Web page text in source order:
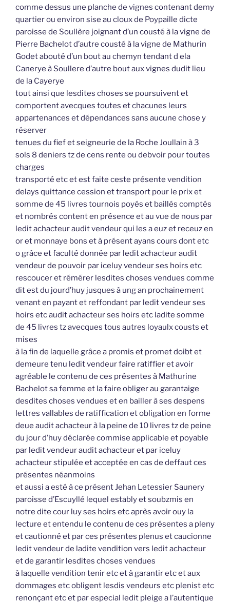
comme dessus une planche de vignes contenant demy
quartier ou environ sise au cloux de Poypaille dicte
paroisse de Soullère joignant d’un cousté à la vigne de
Pierre Bachelot d’autre cousté à la vigne de Mathurin
Godet abouté d’un bout au chemyn tendant d ela
Canerye à Soullere d’autre bout aux vignes dudit lieu
de la Cayerye
tout ainsi que lesdites choses se poursuivent et
comportent avecques toutes et chacunes leurs
appartenances et dépendances sans aucune chose y
réserver
tenues du fief et seigneurie de la Roche Joullain à 3
sols 8 deniers tz de cens rente ou debvoir pour toutes
charges
transporté etc et est faite ceste présente vendition
delays quittance cession et transport pour le prix et
somme de 45 livres tournois poyés et baillés comptés
et nombrés content en présence et au vue de nous par
ledit achacteur audit vendeur qui les a euz et receuz en
or et monnaye bons et à présent ayans cours dont etc
o grâce et faculté donnée par ledit achacteur audit
vendeur de pouvoir par iceluy vendeur ses hoirs etc
rescoucer et rémérer lesdites choses vendues comme
dit est du jourd’huy jusques à ung an prochainement
venant en payant et reffondant par ledit vendeur ses
hoirs etc audit achacteur ses hoirs etc ladite somme
de 45 livres tz avecques tous autres loyaulx cousts et
mises
à la fin de laquelle grâce a promis et promet doibt et
demeure tenu ledit vendeur faire ratiffier et avoir
agréable le contenu de ces présentes à Mathurine
Bachelot sa femme et la faire obliger au garantaige
desdites choses vendues et en bailler à ses despens
lettres vallables de ratiffication et obligation en forme
deue audit achacteur à la peine de 10 livres tz de peine
du jour d’huy déclarée commise applicable et poyable
par ledit vendeur audit achacteur et par iceluy
achacteur stipulée et acceptée en cas de deffaut ces
présentes néanmoins
et aussi a esté à ce présent Jehan Letessier Saunery
paroisse d’Escuyllé lequel estably et soubzmis en
notre dite cour luy ses hoirs etc après avoir ouy la
lecture et entendu le contenu de ces présentes a pleny
et cautionné et par ces présentes plenus et caucionne
ledit vendeur de ladite vendition vers ledit achacteur
et de garantir lesdites choses vendues
à laquelle vendition tenir etc et à garantir etc et aux
dommages etc obligent lesdis vendeurs etc plenist etc
renonçant etc et par especial ledit pleige a l’autentique